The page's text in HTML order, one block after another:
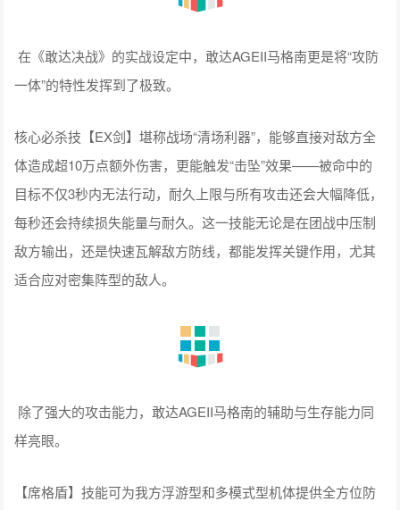
在《敢达决战》的实战设定中，敢达AGEII马格南更是将“攻防
一体”的特性发挥到了极致。
核心必杀技【EX剑】堪称战场“清场利器”，能够直接对敌方全
体造成超10万点额外伤害，更能触发“击坠”效果——被命中的
目标不仅3秒内无法行动，耐久上限与所有攻击还会大幅降低，
每秒还会持续损失能量与耐久。这一技能无论是在团战中压制
敌方输出，还是快速瓦解敌方防线，都能发挥关键作用，尤其
适合应对密集阵型的敌人。
除了强大的攻击能力，敢达AGEII马格南的辅助与生存能力同
样亮眼。
【席格盾】技能可为我方浮游型和多模式型机体提供全方位防